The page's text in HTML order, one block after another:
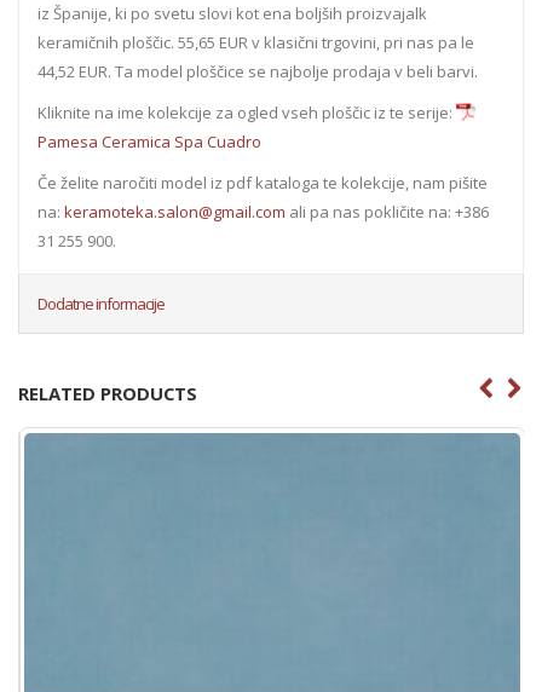
iz Španije, ki po svetu slovi kot ena boljših proizvajalk
keramičnih ploščic. 55,65 EUR v klasični trgovini, pri nas pa le
44,52 EUR. Ta model ploščice se najbolje prodaja v beli barvi.
Kliknite na ime kolekcije za ogled vseh ploščic iz te serije:
Pamesa Ceramica Spa Cuadro
Če želite naročiti model iz pdf kataloga te kolekcije, nam pišite
na: keramoteka.salon@gmail.com ali pa nas pokličite na: +386
31 255 900.
Dodatne informacije
RELATED PRODUCTS